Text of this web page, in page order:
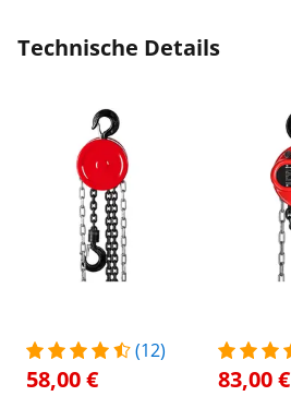
Technische Details
(12)
58,00 € 83,00 €